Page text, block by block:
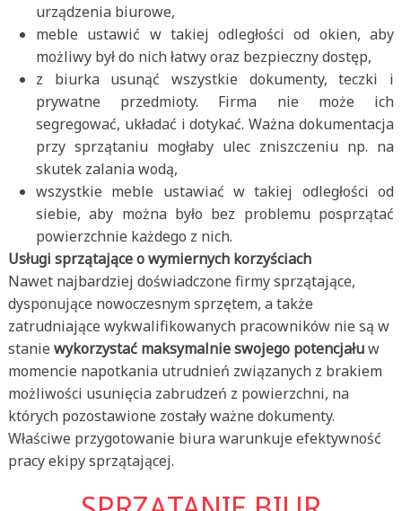
urządzenia biurowe,
meble ustawić w takiej odległości od okien, aby
możliwy był do nich łatwy oraz bezpieczny dostęp,
z biurka usunąć wszystkie dokumenty, teczki i
prywatne przedmioty. Firma nie może ich
segregować, układać i dotykać. Ważna dokumentacja
przy sprzątaniu mogłaby ulec zniszczeniu np. na
skutek zalania wodą,
wszystkie meble ustawiać w takiej odległości od
siebie, aby można było bez problemu posprzątać
powierzchnie każdego z nich.
Usługi sprzątające o wymiernych korzyściach
Nawet najbardziej doświadczone firmy sprzątające,
dysponujące nowoczesnym sprzętem, a także
zatrudniające wykwalifikowanych pracowników nie są w
stanie wykorzystać maksymalnie swojego potencjałuw
momencie napotkania utrudnień związanych z brakiem
możliwości usunięcia zabrudzeń z powierzchni, na
których pozostawione zostały ważne dokumenty.
Właściwe przygotowanie biura warunkuje efektywność
pracy ekipy sprzątającej.